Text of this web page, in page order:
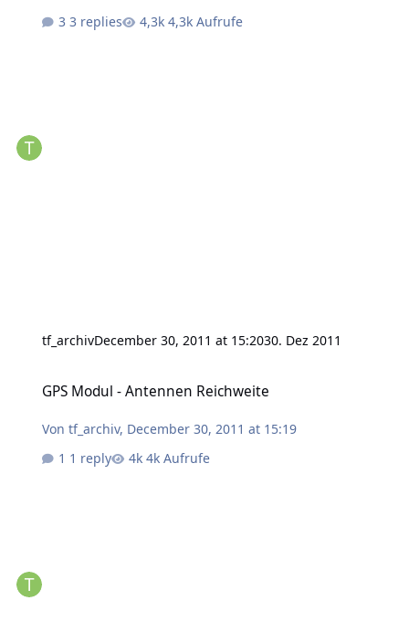
3 replies
4,3k Aufrufe
tf_archivDecember 30, 2011 at 15:2030. Dez 2011
GPS Modul - Antennen Reichweite
Vontf_archiv, December 30, 2011 at 15:19
1 reply
4k Aufrufe